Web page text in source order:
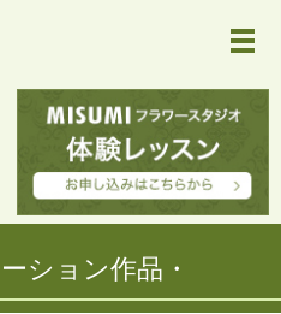
メ
ション作品・